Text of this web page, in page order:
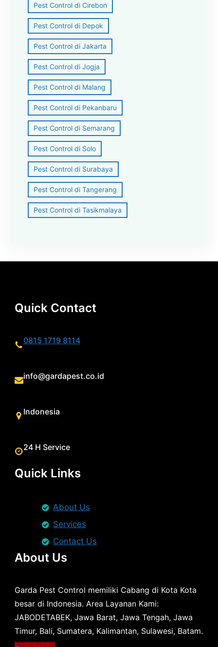
Pest Control di Cirebon
Pest Control di Depok
Pest Control di Jakarta
Pest Control di Jogja
Pest Control di Malang
Pest Control di Pekanbaru
Pest Control di Semarang
Pest Control di Solo
Pest Control di Surabaya
Pest Control di Tangerang
Pest Control di Tasikmalaya
Quick Contact
0815 1719 8114
info@gardapest.co.id
Indonesia
24 H Service
Quick Links
About Us
Services
Contact Us
About Us
Garda Pest Control memiliki Cabang di Kota Kota
besar di Indonesia. Area Layanan Kami:
JABODETABEK, Jawa Barat, Jawa Tengah, Jawa
Timur, Bali, Sumatera, Kalimantan, Sulawesi, Batam.